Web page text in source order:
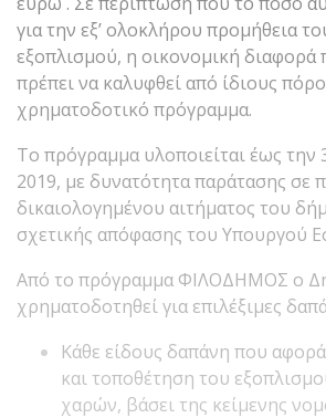
για την εξ’ ολοκλήρου προμήθεια
εξοπλισμού, η οικονομική διαφορά
πρέπει να καλυφθεί από ίδιους
χρηματοδοτικό πρόγραμμα.
Το πρόγραμμα υλοποιείται έως την
2019, με δυνατότητα παράτασης σε
δικαιολογημένου αιτήματος του
σχετικής απόφασης του Υπουργού
Από το πρόγραμμα ΦΙΛΟΔΗΜΟΣ ο
χρηματοδοτηθεί για επιλέξιμες
Κάθε είδους δαπάνη που
και τοποθέτηση του
χαρών, βάσει της κείμενης